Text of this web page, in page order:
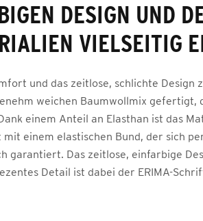
DESIGN UND
VIELSEITIG
und das zeitlose, schlichte Design
weichen Baumwollmix gefertigt,
einem Anteil an Elasthan ist das
mit einem elastischen Bund, der sich
garantiert. Das zeitlose, einfarbige
Detail ist dabei der ERIMA-